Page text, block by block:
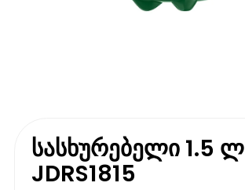
სასხურებელი 1.5 ლ
JDRS1815